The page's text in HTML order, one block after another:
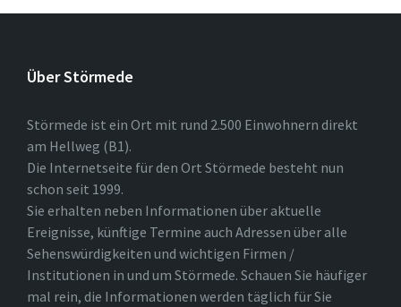
Über Störmede
Störmede ist ein Ort mit rund 2.500 Einwohnern direkt
am Hellweg (B1).
Die Internetseite für den Ort Störmede besteht nun
schon seit 1999.
Sie erhalten neben Informationen über aktuelle
Ereignisse, künftige Termine auch Adressen über alle
Sehenswürdigkeiten und wichtigen Firmen /
Institutionen in und um Störmede. Schauen Sie häufiger
mal rein, die Informationen werden täglich für Sie